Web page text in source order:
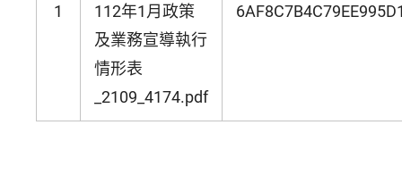
1
112年1月政策
及業務宣導執行
情形表
_2109_4174.pdf